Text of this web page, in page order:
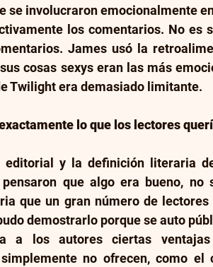
se involucraron emocionalmente
los comentarios. No es
James usó la
cosas sexys eran las más
Twilight era demasiado limitante.
lo que los lectores
editorial y la definición literaria
que algo era bueno, no
que un gran número de
demostrarlo porque se auto
a los autores ciertas
no ofrecen, como el